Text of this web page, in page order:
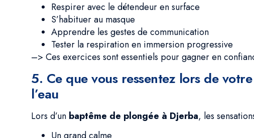
Respirer avec le détendeur en surface
S’habituer au masque
Apprendre les gestes de communication
Tester la respiration en immersion progressive
–> Ces exercices sont essentiels pour gagner en
5. Ce que vous ressentez lors de
l’eau
Lors d’un baptême de plongée à Djerba, les